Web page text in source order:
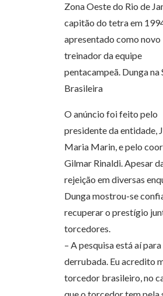
Zona Oeste do Rio de
capitão do tetra em
apresentado como novo
treinador da equipe
pentacampeã. Dunga na
Brasileira
O anúncio foi feito pelo
presidente da entidade,
Maria Marin, e pelo
Gilmar Rinaldi. Apesar
rejeição em diversas
Dunga mostrou-se
recuperar o prestígio
torcedores.
– A pesquisa está aí
derrubada. Eu acredito
torcedor brasileiro, no